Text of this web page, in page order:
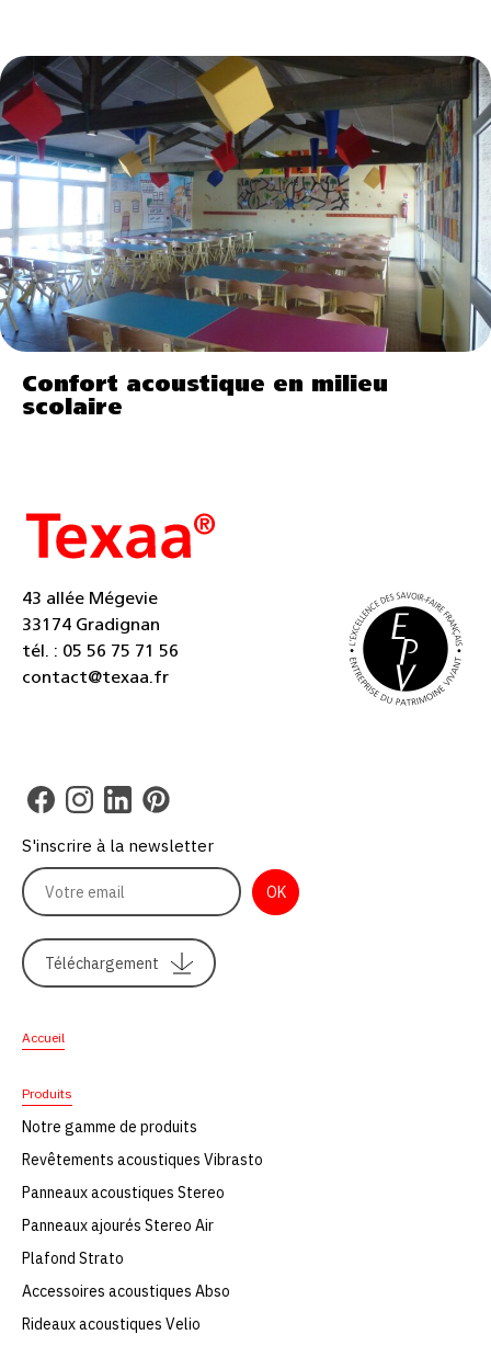
Confort acoustique en milieu
scolaire
43 allée Mégevie
33174 Gradignan
tél. : 05 56 75 71 56
contact@texaa.fr
S'inscrire à la newsletter
Téléchargement
Accueil
Produits
Notre gamme de produits
Revêtements acoustiques Vibrasto
Panneaux acoustiques Stereo
Panneaux ajourés Stereo Air
Plafond Strato
Accessoires acoustiques Abso
Rideaux acoustiques Velio